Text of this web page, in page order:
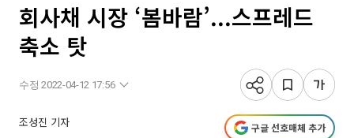
회사채 시장 ‘봄바람’...스프레드
축소 탓
수정 2022-04-12 17:56
조성진 기자 구글 선호매체 추가